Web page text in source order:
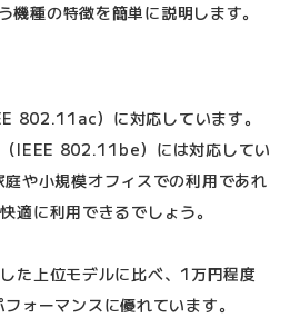
種の特徴を簡単に説明します。
802.11ac）に対応しています。
IEEE 802.11be）には対応してい
や小規模オフィスでの利用であれ
に利用できるでしょう。
た上位モデルに比べ、1万円程度
ォーマンスに優れています。